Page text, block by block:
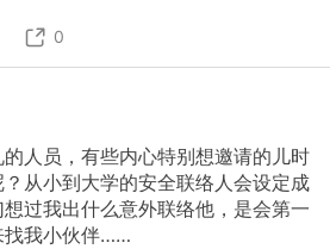
0
人员，有些内心特别想邀请的儿时
从小到大学的安全联络人会设定成
过我出什么意外联络他，是会第一
找我小伙伴……